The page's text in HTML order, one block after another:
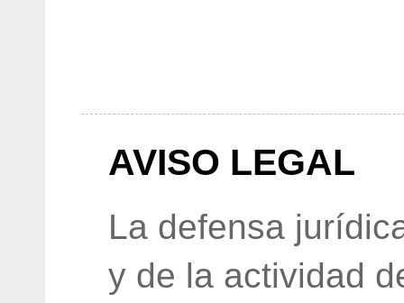
AVISO LEGAL
La defensa
y de la actividad